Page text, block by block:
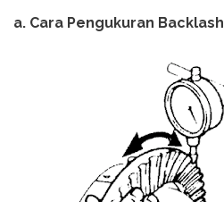
a. Cara Pengukuran Backlash